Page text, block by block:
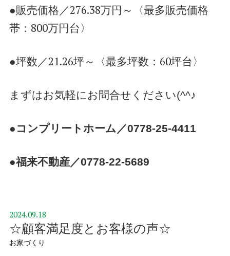
●販売価格／276.38万円～〈最多販売価格
帯：800万円台〉
●坪数／21.26坪～〈最多坪数：60坪台〉
まずはお気軽にお問合せください(^^♪
●コンプリートホーム／0778-25-4411
●福来不動産／0778-22-5689
2024.09.18
☆顧客満足度とお客様の声☆
お家づくり